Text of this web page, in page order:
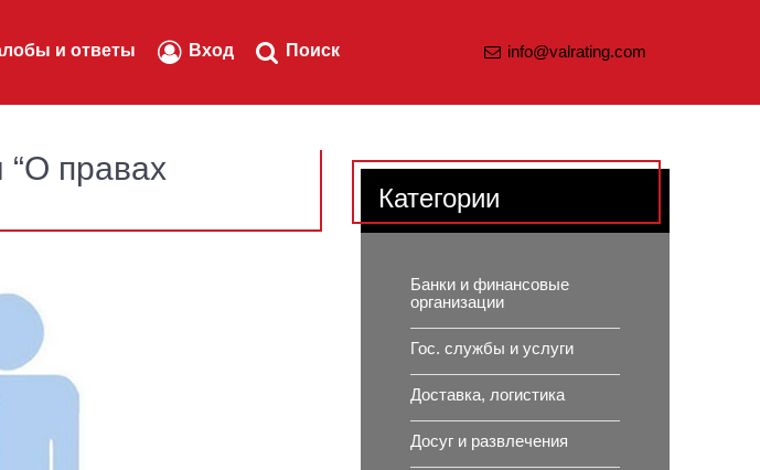
и ответы Вход Поиск info@valrating.com
“О правах
Категории
Банки и финансовые
организации
Гос. службы и услуги
Доставка, логистика
Досуг и развлечения